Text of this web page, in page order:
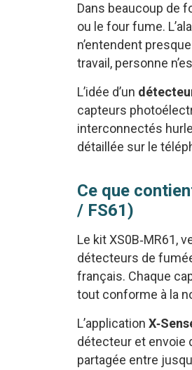
Dans beaucoup de
ou le four fume.
n’entendent
travail, personne
L’idée d’un
capteurs
interconnectés
détaillée sur le
Ce que
/ FS61)
Le kit XS0B‑MR61,
détecteurs de
français. Chaque
tout conforme à la
L’application
détecteur et envoie
partagée entre